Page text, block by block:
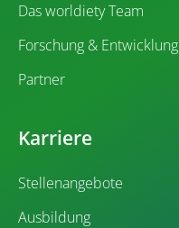
Das worldiety Team
Forschung & Entwicklung
Partner
Karriere
Stellenangebote
Ausbildung